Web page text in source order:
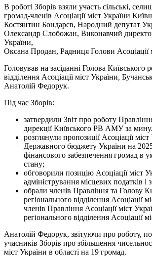
В роботі Зборів взяли участь сільські,
громад-членів Асоціації міст України
Костянтин Бондарєв, Народний депутат
Олександр Слобожан, Виконавчий
України,
Оксана Продан, Радниця Голови Асоціації
Головував на засіданні Голова Київського
відділення Асоціації міст України,
Анатолій Федорук.
Під час Зборів:
затвердили Звіт про роботу
дирекції Київського РВ АМУ за
розглянули пропозиції Асоціації
Державного бюджету України на
фінансового забезпечення громад в
стану;
обговорили позицію Асоціації міст
адміністрування місцевих податків і
обрали членів Правління та Голову
регіонального відділення Асоціації
членів Правління Асоціації міст
регіонального відділення Асоціації
Анатолій Федорук, звітуючи про роботу,
учасників Зборів про збільшення
міст України в області на 19 громад.